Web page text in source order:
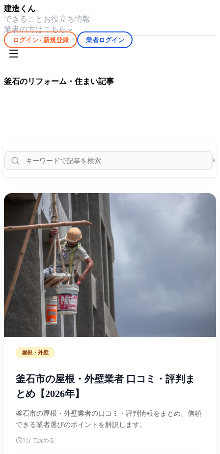
建造くん
できること お役立ち情報
業者の方はこちら
ログイン / 新規登録 業者ログイン
釜石のリフォーム・住まい記事
件の記事
屋根・外壁
釜石市の屋根・外壁業者 口コミ・評判ま
とめ【2026年】
釜石市の屋根・外壁業者の口コミ・評判情報をまとめ、信頼
できる業者選びのポイントを解説します。
1分で読める